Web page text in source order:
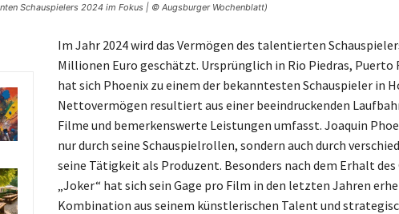
Schauspielers 2024 im Fokus | © Augsburger Wochenblatt)
Im Jahr 2024 wird das Vermögen des talentierten
Millionen Euro geschätzt. Ursprünglich in Rio Piedras, Puerto
hat sich Phoenix zu einem der bekanntesten Schauspieler in
Nettovermögen resultiert aus einer beeindruckenden
Filme und bemerkenswerte Leistungen umfasst. Joaquin
nur durch seine Schauspielrollen, sondern auch durch
seine Tätigkeit als Produzent. Besonders nach dem Erhalt des
„Joker“ hat sich sein Gage pro Film in den letzten Jahren
Kombination aus seinem künstlerischen Talent und